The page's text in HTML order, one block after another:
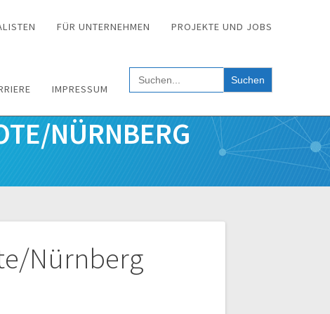
FÜR UNTERNEHMEN PROJEKTE UND JOBS
IMPRESSUM
Search
for:
NÜRNBERG
Nürnberg